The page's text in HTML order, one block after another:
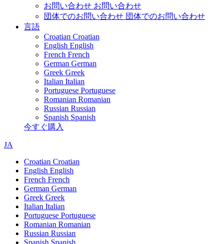
お問い合わせ お問い合わせ
団体でのお問い合わせ 団体でのお問い合わせ
言語
Croatian Croatian
English English
French French
German German
Greek Greek
Italian Italian
Portuguese Portuguese
Romanian Romanian
Russian Russian
Spanish Spanish
今すぐ購入
JA
Croatian Croatian
English English
French French
German German
Greek Greek
Italian Italian
Portuguese Portuguese
Romanian Romanian
Russian Russian
Spanish Spanish